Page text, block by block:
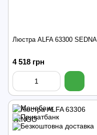
Люстра ALFA 63300 SEDNA
4 518 грн